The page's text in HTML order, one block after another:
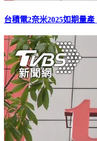
台積電2奈米2025如期量